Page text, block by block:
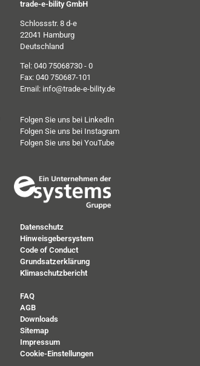
trade-e-bility GmbH
Schlossstr. 8 d-e
22041 Hamburg
Deutschland
Tel: 040 75068730 - 0
Fax: 040 750687-101
Email: info@trade-e-bility.de
Folgen Sie uns bei LinkedIn
Folgen Sie uns bei Instagram
Folgen Sie uns bei YouTube
Datenschutz
Hinweisgebersystem
Code of Conduct
Grundsatzerklärung
Klimaschutzbericht
FAQ
AGB
Downloads
Sitemap
Impressum
Cookie-Einstellungen